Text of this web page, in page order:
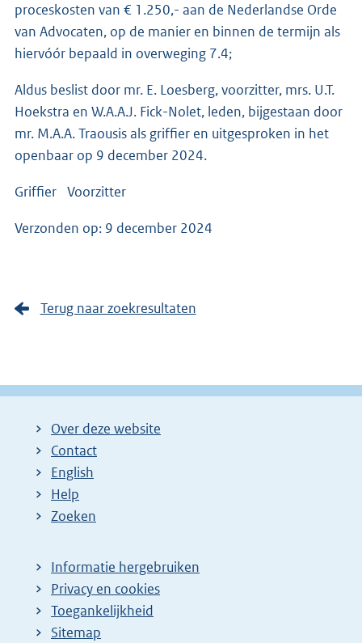
proceskosten van € 1.250,- aan de Nederlandse Orde
van Advocaten, op de manier en binnen de termijn als
hiervóór bepaald in overweging 7.4;
Aldus beslist door mr. E. Loesberg, voorzitter, mrs. U.T.
Hoekstra en W.A.A.J. Fick-Nolet, leden, bijgestaan door
mr. M.A.A. Traousis als griffier en uitgesproken in het
openbaar op 9 december 2024.
Griffier Voorzitter
Verzonden op: 9 december 2024
Terug naar zoekresultaten
Over deze website
Contact
English
Help
Zoeken
Informatie hergebruiken
Privacy en cookies
Toegankelijkheid
Sitemap